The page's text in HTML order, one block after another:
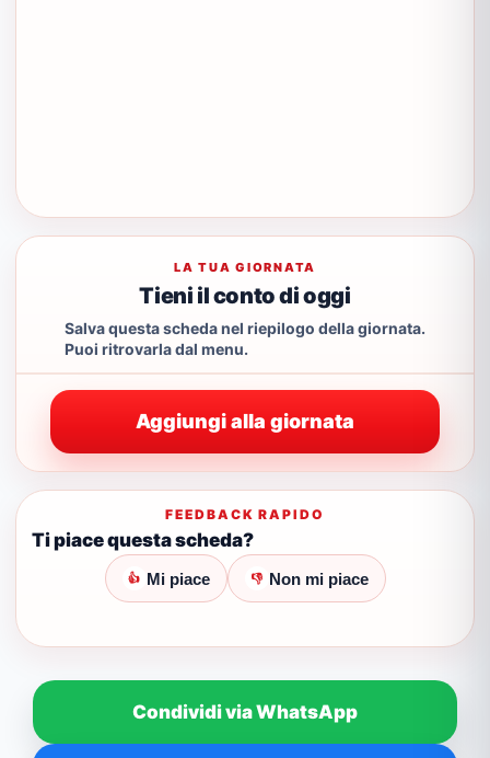
LA TUA GIORNATA
Tieni il conto di oggi
Salva questa scheda nel riepilogo della giornata.
Puoi ritrovarla dal menu.
Aggiungi alla giornata
FEEDBACK RAPIDO
Ti piace questa scheda?
👍 Mi piace 👎 Non mi piace
Condividi via WhatsApp